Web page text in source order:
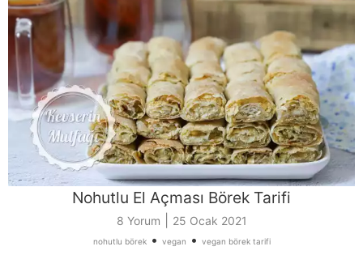
Nohutlu El Açması Börek Tarifi
8 Yorum 25 Ocak 2021
nohutlu börek• vegan • vegan börek tarifi